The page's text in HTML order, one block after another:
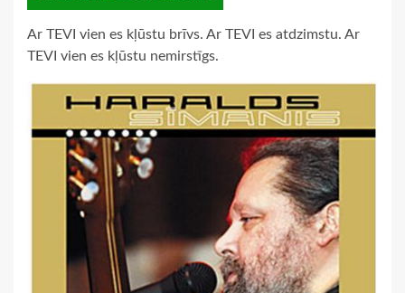
Ar TEVI vien es kļūstu brīvs. Ar TEVI es atdzimstu. Ar
TEVI vien es kļūstu nemirstīgs.